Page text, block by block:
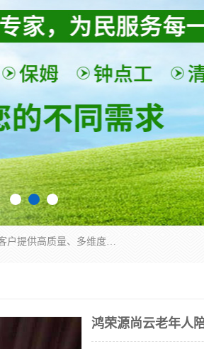
深圳市柏林家政有限公司是一家服务于深圳市民的专业家政公司。致力于为客户提供高质量、多维度的家庭服务，包括养老、母婴、月嫂育婴早教、康复理疗、家电清洗和保洁等方面的专业服务。
鸿荣源尚云老年人